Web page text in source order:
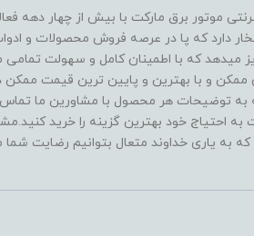
موتور برق مارکت با بیش از چهار دهه
دارد که پا در عرصه فروش محصولات و
میدهد که با اطمینان کامل و سهولت
و با بهترین و پایین ترین قیمت ممکن
به توضیحات هر محصول با مشاورین ما تماس
به احتیاج خود بهترین گزینه را خرید
به یاری خداوند متعال بتوانیم رضایت شما